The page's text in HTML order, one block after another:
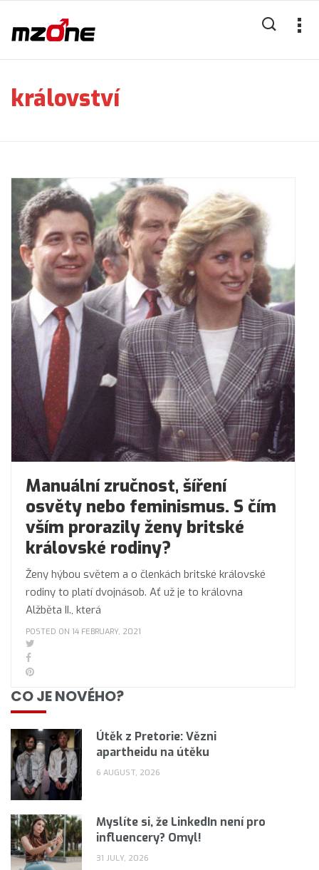
království
Manuální zručnost, šíření
osvěty nebo feminismus. S čím
vším prorazily ženy britské
královské rodiny?
Ženy hýbou světem a o členkách britské královské
rodiny to platí dvojnásob. Ať už je to královna
Alžběta II., která
POSTED ON 14 FEBRUARY, 2021
CO JE NOVÉHO?
Útěk z Pretorie: Vězni
apartheidu na útěku
6 AUGUST, 2026
Myslíte si, že LinkedIn není pro
influencery? Omyl!
31 JULY, 2026